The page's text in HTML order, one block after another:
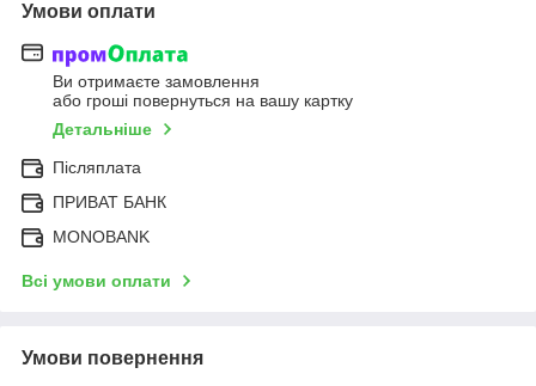
Умови оплати
Ви отримаєте замовлення
або гроші повернуться на вашу картку
Детальніше
Післяплата
ПРИВАТ БАНК
MONOBANK
Всі умови оплати
Умови повернення